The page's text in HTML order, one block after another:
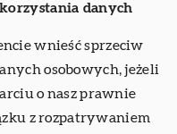
danych
wnieść sprzeciw
osobowych, jeżeli
o nasz prawnie
z rozpatrywaniem